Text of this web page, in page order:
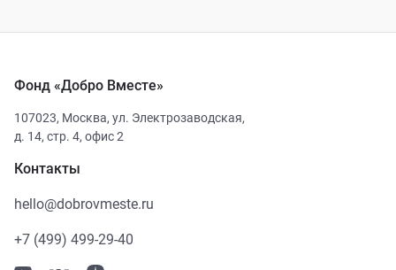
Фонд «Добро Вместе»
107023, Москва, ул. Электрозаводская,
д. 14, стр. 4, офис 2
Контакты
hello@dobrovmeste.ru
+7 (499) 499-29-40